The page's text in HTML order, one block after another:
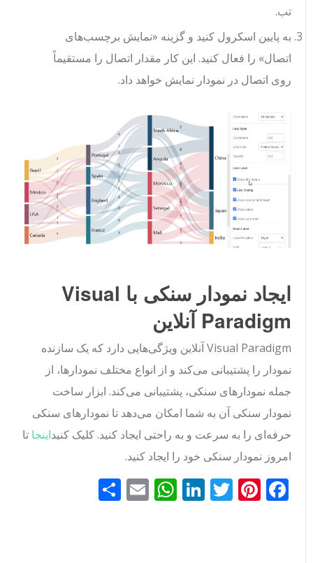
تب.
به پایین اسکرول کنید و گزینه «نمایش برچسب‌های
اتصال» را فعال کنید. این کار مقدار اتصال را مستقیماً
روی اتصال در نمودار نمایش خواهد داد.
ایجاد نمودار سنکی با Visual
Paradigm آنلاین
Visual Paradigm آنلاین ویژگی‌هایی دارد که یک سازنده
نمودار را پشتیبانی می‌کند و از انواع مختلف نمودارها، از
جمله نمودارهای سنکی، پشتیبانی می‌کند. ابزار ساخت
نمودار سنکی آن به شما امکان می‌دهد تا نمودارهای سنکی
حرفه‌ای را به سرعت و به راحتی ایجاد کنید. کلیک کنیداینجاتا
امروز نمودار سنکی خود را ایجاد کنید.
Facebook
Pinterest
Twitter
LinkedIn
WhatsApp
Emailاشتراک